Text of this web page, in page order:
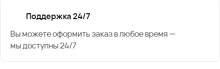
Поддержка 24/7
Вы можете оформить заказ в любое время —
мы доступны 24/7